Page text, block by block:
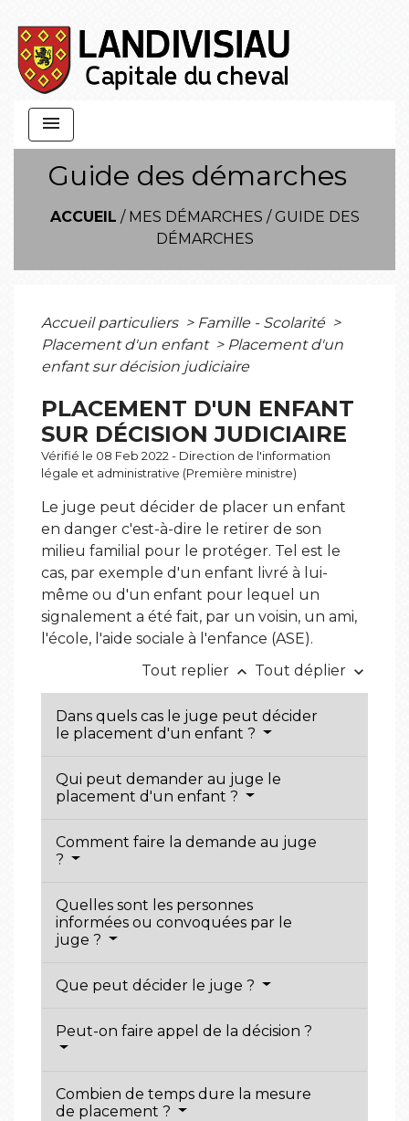
menu
Guide des démarches
ACCUEIL / MES DÉMARCHES / GUIDE DES
DÉMARCHES
Accueil particuliers > Famille - Scolarité >
Placement d'un enfant > Placement d'un
enfant sur décision judiciaire
PLACEMENT D'UN ENFANT
SUR DÉCISION JUDICIAIRE
Vérifié le 08 Feb 2022 - Direction de l'information
légale et administrative (Première ministre)
Le juge peut décider de placer un enfant
en danger c'est-à-dire le retirer de son
milieu familial pour le protéger. Tel est le
cas, par exemple d'un enfant livré à lui-
même ou d'un enfant pour lequel un
signalement a été fait, par un voisin, un ami,
l'école, l'aide sociale à l'enfance (ASE).
Tout replier keyboard_arrow_up Tout déplier keyboard_arrow_down
Dans quels cas le juge peut décider
le placement d'un enfant ?
Qui peut demander au juge le
placement d'un enfant ?
Comment faire la demande au juge
?
Quelles sont les personnes
informées ou convoquées par le
juge ?
Que peut décider le juge ?
Peut-on faire appel de la décision ?
Combien de temps dure la mesure
de placement ?